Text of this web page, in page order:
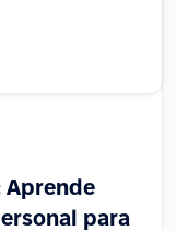
Aprende
para